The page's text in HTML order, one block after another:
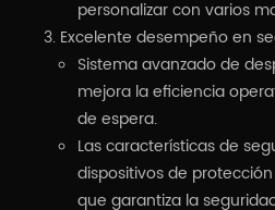
personalizar con varios
Excelente desempeño en
Sistema avanzado de
mejora la eficiencia
de espera.
Las características de
dispositivos de
que garantiza la